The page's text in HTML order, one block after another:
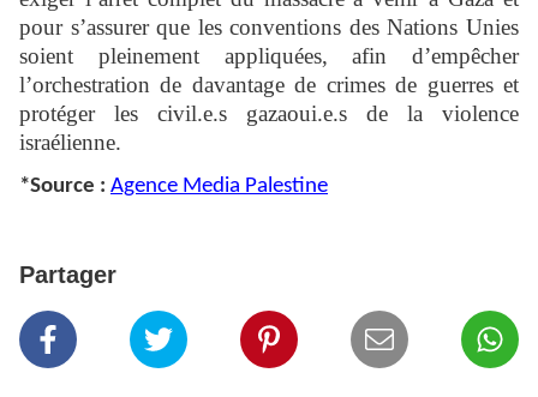
pour s’assurer que les conventions des Nations Unies
soient pleinement appliquées, afin d’empêcher
l’orchestration de davantage de crimes de guerres et
protéger les civil.e.s gazaoui.e.s de la violence
israélienne.
*Source : Agence Media Palestine
Partager